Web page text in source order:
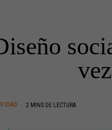
2 MINS DE LECTURA